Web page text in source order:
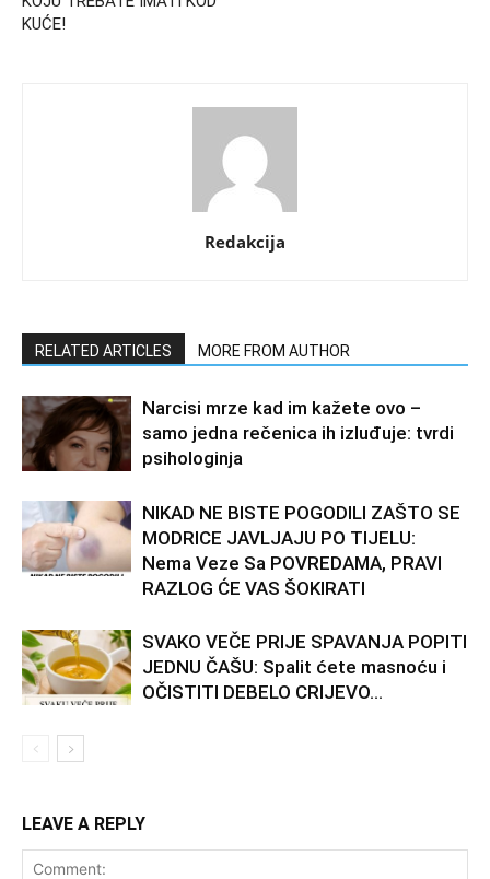
KUĆE!
Redakcija
RELATED ARTICLES MORE FROM AUTHOR
Narcisi mrze kad im kažete ovo –
samo jedna rečenica ih izluđuje: tvrdi
psihologinja
NIKAD NE BISTE POGODILI ZAŠTO SE
MODRICE JAVLJAJU PO TIJELU:
Nema Veze Sa POVREDAMA, PRAVI
RAZLOG ĆE VAS ŠOKIRATI
SVAKO VEČE PRIJE SPAVANJA POPITI
JEDNU ČAŠU: Spalit ćete masnoću i
OČISTITI DEBELO CRIJEVO…
LEAVE A REPLY